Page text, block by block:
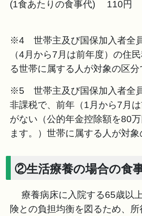
(1食あたりの食事代) 110円
※4 世帯主及び国保加入者全
（4月から7月は前年度）の住
る世帯に属する人が対象の区分
※5 世帯主及び国保加入者全
非課税で、前年（1月から7月
がない（公的年金控除額を80
ます。）世帯に属する人が対象
②生活療養の場合の食
療養病床に入院する65歳以
険との負担均衡を図るため、